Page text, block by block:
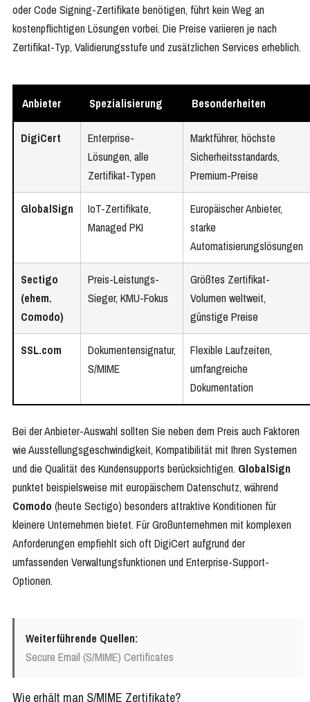
oder Code Signing-Zertifikate benötigen, führt kein Weg an
kostenpflichtigen Lösungen vorbei. Die Preise variieren je nach
Zertifikat-Typ, Validierungsstufe und zusätzlichen Services erheblich.
Anbieter Spezialisierung Besonderheiten
DigiCert
Enterprise-
Lösungen, alle
Zertifikat-Typen
Marktführer, höchste
Sicherheitsstandards,
Premium-Preise
GlobalSign
IoT-Zertifikate,
Managed PKI
Europäischer Anbieter,
starke
Automatisierungslösungen
Sectigo
(ehem.
Comodo)
Preis-Leistungs-
Sieger, KMU-Fokus
Größtes Zertifikat-
Volumen weltweit,
günstige Preise
SSL.com
Dokumentensignatur,
S/MIME
Flexible Laufzeiten,
umfangreiche
Dokumentation
Bei der Anbieter-Auswahl sollten Sie neben dem Preis auch Faktoren
wie Ausstellungsgeschwindigkeit, Kompatibilität mit Ihren Systemen
und die Qualität des Kundensupports berücksichtigen. GlobalSign
punktet beispielsweise mit europäischem Datenschutz, während
Comodo (heute Sectigo) besonders attraktive Konditionen für
kleinere Unternehmen bietet. Für Großunternehmen mit komplexen
Anforderungen empfiehlt sich oft DigiCert aufgrund der
umfassenden Verwaltungsfunktionen und Enterprise-Support-
Optionen.
Weiterführende Quellen:
Secure Email (S/MIME) Certificates
Wie erhält man S/MIME Zertifikate?